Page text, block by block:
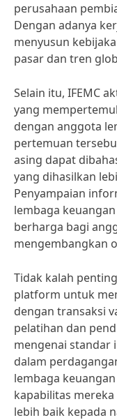
perusahaan
Dengan adanya
menyusun
pasar dan tren
Selain itu, IFEMC
yang
dengan anggota
pertemuan
asing dapat
yang dihasilkan
Penyampaian
lembaga
berharga bagi
mengembangkan
Tidak kalah
platform untuk
dengan transaksi
pelatihan dan
mengenai standar
dalam
lembaga
kapabilitas
lebih baik kepada